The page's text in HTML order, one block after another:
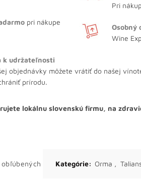
pri nákupe
Pri
Osobný
Wine
k udržateľnosti
objednávky môžete vrátiť do našej
prírodu.
lokálnu slovenskú firmu, na
Kategórie: Orma ,